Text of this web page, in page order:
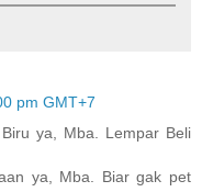
pm GMT+7
ya, Mba. Lempar Beli
ya, Mba. Biar gak pet